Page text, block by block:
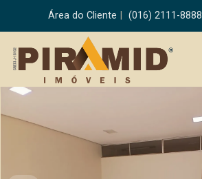
Área do Cliente (016) 2111-8888